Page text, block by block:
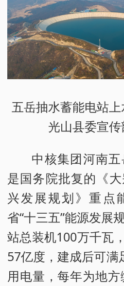
五岳抽水蓄能电站
光山县委宣传
中核集团河南
是国务院批复的《
兴发展规划》重点
省“十三五”能源发展
站总装机100万千瓦
57亿度，建成后可满
用电量，每年为地